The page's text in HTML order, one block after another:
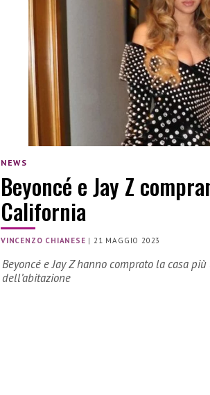
NEWS
Beyoncé e Jay Z
California
VINCENZO CHIANESE |21 MAGGIO 2023
Beyoncé e Jay Z hanno comprato la casa
dell’abitazione